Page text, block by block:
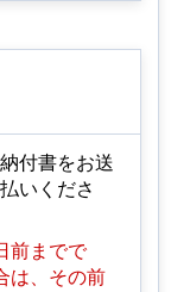
付書をお送
いくださ
前までで
は、その前